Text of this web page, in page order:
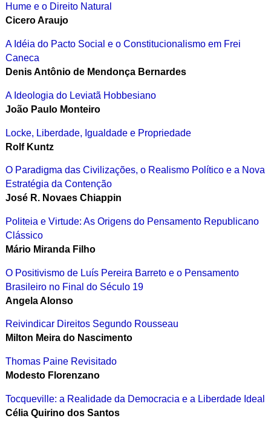
Hume e o Direito Natural
Cicero Araujo
A Idéia do Pacto Social e o Constitucionalismo em Frei
Caneca
Denis Antônio de Mendonça Bernardes
A Ideologia do Leviatã Hobbesiano
João Paulo Monteiro
Locke, Liberdade, Igualdade e Propriedade
Rolf Kuntz
O Paradigma das Civilizações, o Realismo Político e a Nova
Estratégia da Contenção
José R. Novaes Chiappin
Politeia e Virtude: As Origens do Pensamento Republicano
Clássico
Mário Miranda Filho
O Positivismo de Luís Pereira Barreto e o Pensamento
Brasileiro no Final do Século 19
Angela Alonso
Reivindicar Direitos Segundo Rousseau
Milton Meira do Nascimento
Thomas Paine Revisitado
Modesto Florenzano
Tocqueville: a Realidade da Democracia e a Liberdade Ideal
Célia Quirino dos Santos